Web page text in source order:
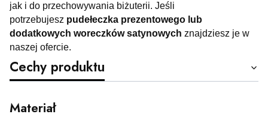
jak i do przechowywania biżuterii. Jeśli
potrzebujesz pudełeczka prezentowego lub
dodatkowych woreczków satynowych znajdziesz je w
naszej ofercie.
Cechy produktu
Materiał